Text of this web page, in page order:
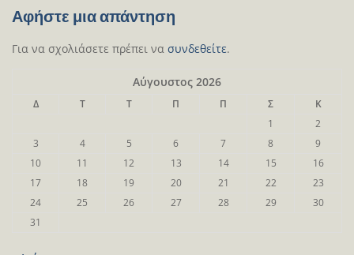
Αφήστε μια απάντηση
Για να σχολιάσετε πρέπει να συνδεθείτε.
Αύγουστος 2026
Δ Τ Τ Π Π Σ
Κ
1
2
3
4 5 6 7 8
9
10
11 12 13 14 15
16
17
18 19 20 21 22
23
24
25 26 27 28 29
30
31